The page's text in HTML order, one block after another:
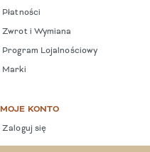
Płatności
Zwrot i Wymiana
Program Lojalnościowy
Marki
MOJE KONTO
Zaloguj się